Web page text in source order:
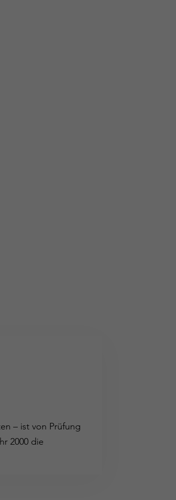
– ist von Prüfung
2000 die